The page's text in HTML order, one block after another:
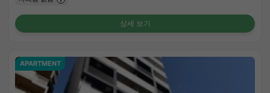
상세 보기
APARTMENT